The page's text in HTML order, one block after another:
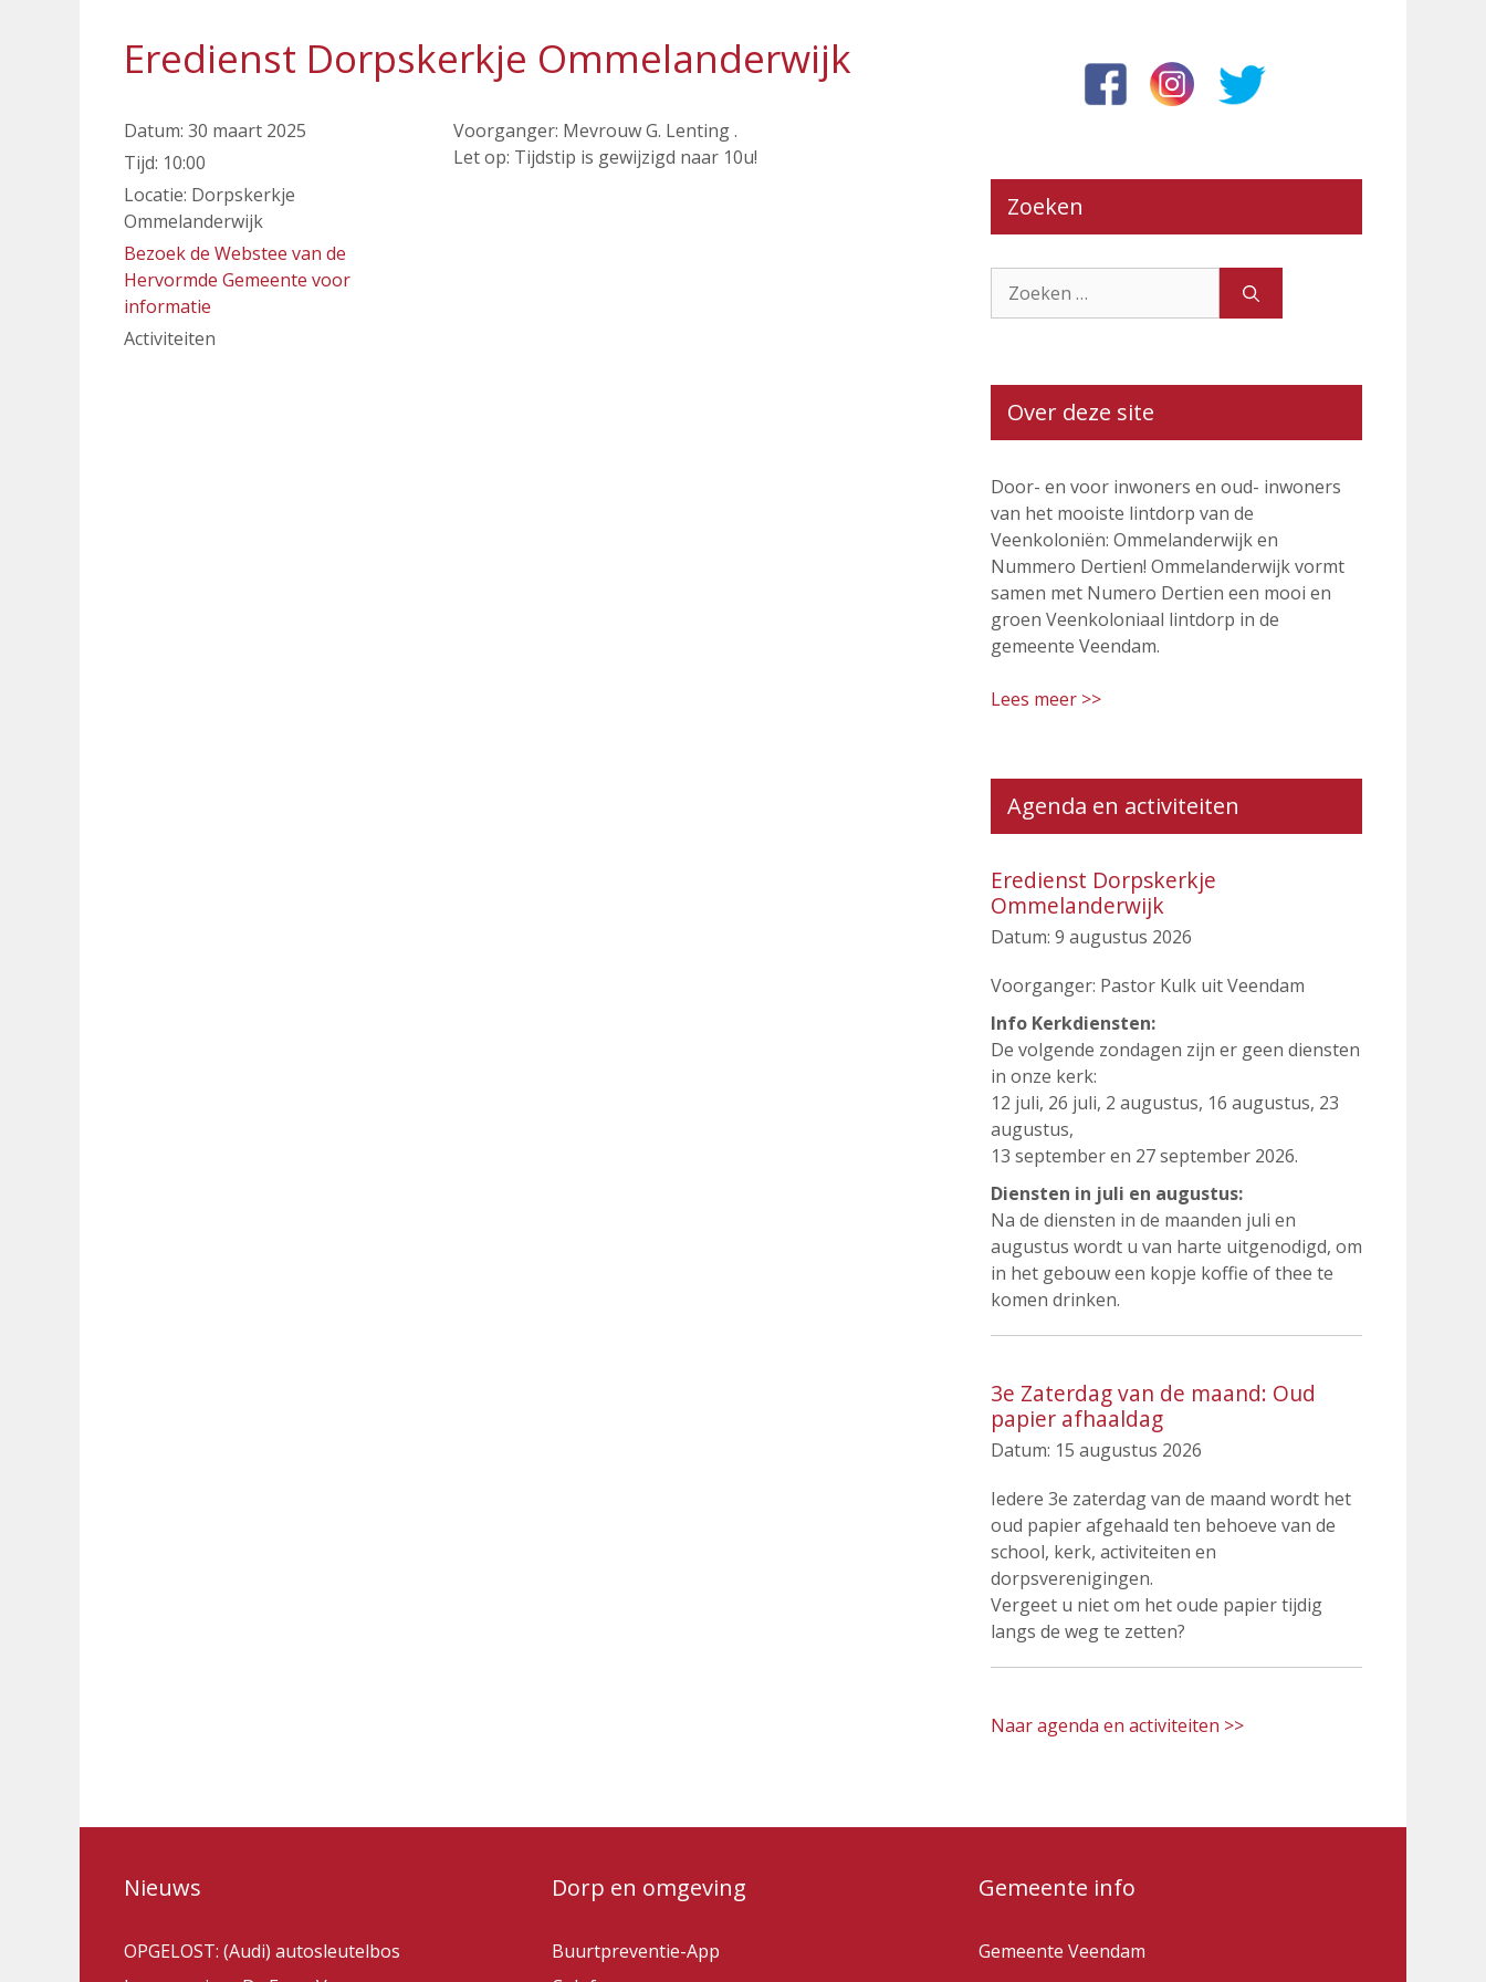
Eredienst Dorpskerkje Ommelanderwijk
Datum: 30 maart 2025
Tijd: 10:00
Locatie: Dorpskerkje
Ommelanderwijk
Bezoek de Webstee van de
Hervormde Gemeente voor
informatie
Activiteiten
Voorganger: Mevrouw G. Lenting .
Let op: Tijdstip is gewijzigd naar 10u!
Zoeken
naar:
Over deze site
Door- en voor inwoners en oud- inwoners
van het mooiste lintdorp van de
Veenkoloniën: Ommelanderwijk en
Nummero Dertien! Ommelanderwijk vormt
samen met Numero Dertien een mooi en
groen Veenkoloniaal lintdorp in de
gemeente Veendam.
Lees meer >>
Agenda en activiteiten
Eredienst Dorpskerkje
Ommelanderwijk
Datum: 9 augustus 2026
Voorganger: Pastor Kulk uit Veendam
Info Kerkdiensten:
De volgende zondagen zijn er geen diensten
in onze kerk:
12 juli, 26 juli, 2 augustus, 16 augustus, 23
augustus,
13 september en 27 september 2026.
Diensten in juli en augustus:
Na de diensten in de maanden juli en
augustus wordt u van harte uitgenodigd, om
in het gebouw een kopje koffie of thee te
komen drinken.
3e Zaterdag van de maand: Oud
papier afhaaldag
Datum: 15 augustus 2026
Iedere 3e zaterdag van de maand wordt het
oud papier afgehaald ten behoeve van de
school, kerk, activiteiten en
dorpsverenigingen.
Vergeet u niet om het oude papier tijdig
langs de weg te zetten?
Naar agenda en activiteiten >>
Nieuws
OPGELOST: (Audi) autosleutelbos
Dorp en omgeving
Buurtpreventie-App
Gemeente info
Gemeente Veendam